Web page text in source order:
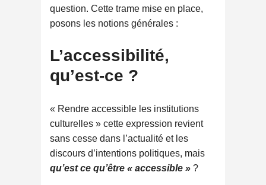
question. Cette trame mise en place,
posons les notions générales :
L’accessibilité,
qu’est-ce ?
« Rendre accessible les institutions
culturelles » cette expression revient
sans cesse dans l’actualité et les
discours d’intentions politiques, mais
qu’est ce qu’être « accessible » ?